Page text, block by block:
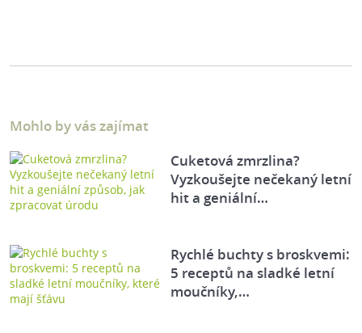
Mohlo by vás zajímat
Cuketová zmrzlina?
Vyzkoušejte nečekaný letní
hit a geniální…
Rychlé buchty s broskvemi:
5 receptů na sladké letní
moučníky,…